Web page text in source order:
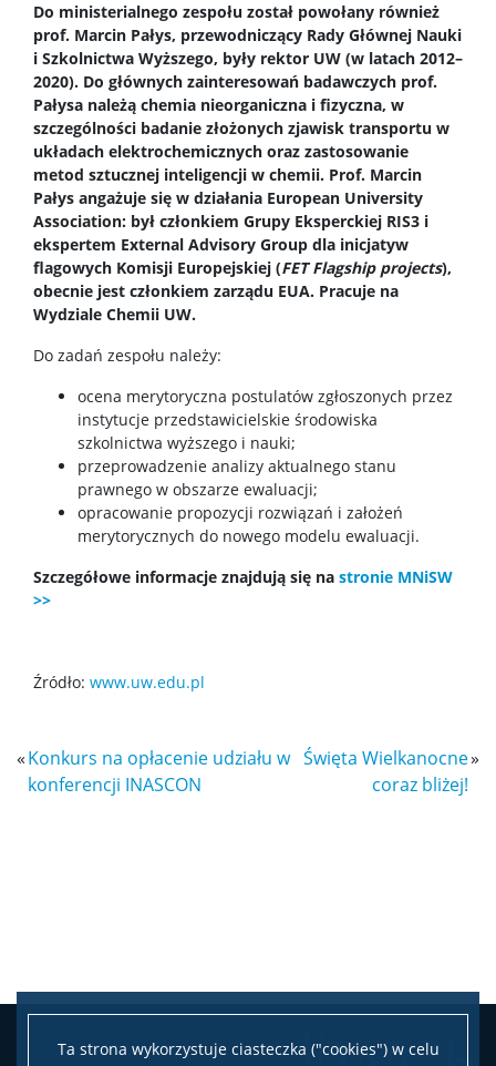
Ta strona wykorzystuje ciasteczka ("cookies") w celu
Badania i nauka
Zespoły badawcze
Seminaria
Konferencje
Repozytorium „Dane Badawcze UW”
Serwis Naukowy UW
Baza publikacji
Popularyzacja
Exhibition „Chemistry is all around”
Do ministerialnego zespołu został powołany również
prof. Marcin Pałys, przewodniczący Rady Głównej Nauki
i Szkolnictwa Wyższego, były rektor UW (w latach 2012–
2020). Do głównych zainteresowań badawczych prof.
Pałysa należą chemia nieorganiczna i fizyczna, w
szczególności badanie złożonych zjawisk transportu w
układach elektrochemicznych oraz zastosowanie
metod sztucznej inteligencji w chemii. Prof. Marcin
Pałys angażuje się w działania European University
Association: był członkiem Grupy Eksperckiej RIS3 i
ekspertem External Advisory Group dla inicjatyw
flagowych Komisji Europejskiej (FET Flagship projects),
obecnie jest członkiem zarządu EUA. Pracuje na
Wydziale Chemii UW.
Do zadań zespołu należy:
ocena merytoryczna postulatów zgłoszonych przez
instytucje przedstawicielskie środowiska
szkolnictwa wyższego i nauki;
przeprowadzenie analizy aktualnego stanu
prawnego w obszarze ewaluacji;
opracowanie propozycji rozwiązań i założeń
merytorycznych do nowego modelu ewaluacji.
Szczegółowe informacje znajdują się na stronie MNiSW
>>
Źródło: www.uw.edu.pl
«Konkurs na opłacenie udziału w
konferencji INASCON
Święta Wielkanocne
coraz bliżej!
»